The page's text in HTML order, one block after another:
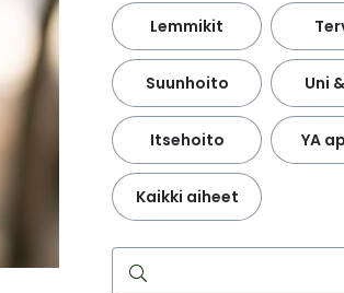
Lemmikit
Suunhoito Uni
Itsehoito YA
Kaikki aiheet
Haku